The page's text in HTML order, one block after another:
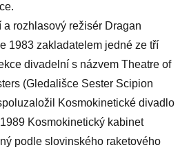
rozhlasový režisér Dragan
1983 zakladatelem jedné ze tří
divadelní s názvem Theatre of
(Gledališce Sester Scipion
Kosmokinetické divadlo
Kosmokinetický kabinet
podle slovinského raketového